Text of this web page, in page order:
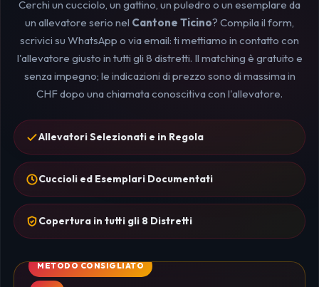
Cerchi un cucciolo, un gattino, un puledro o un esemplare da
un allevatore serio nel Cantone Ticino? Compila il form,
scrivici su WhatsApp o via email: ti mettiamo in contatto con
l'allevatore giusto in tutti gli 8 distretti. Il matching è gratuito e
senza impegno; le indicazioni di prezzo sono di massima in
CHF dopo una chiamata conoscitiva con l'allevatore.
Allevatori Selezionati e in Regola
Cuccioli ed Esemplari Documentati
Copertura in tutti gli 8 Distretti